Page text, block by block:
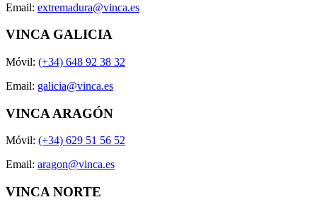
Email: extremadura@vinca.es
VINCA GALICIA
Móvil: (+34) 648 92 38 32
Email: galicia@vinca.es
VINCA ARAGÓN
Móvil: (+34) 629 51 56 52
Email: aragon@vinca.es
VINCA NORTE